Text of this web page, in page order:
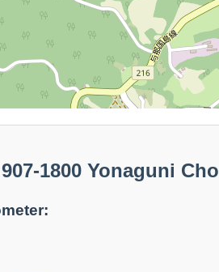
1800 Yonaguni Cho